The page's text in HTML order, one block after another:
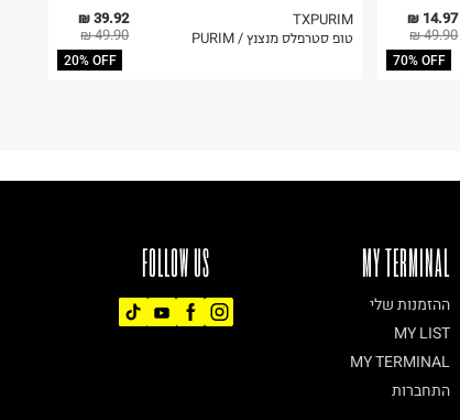
39.92 ₪
49.90 ₪
20% OFF
TXPURIM
טופ סטרפלס מנצנץ / PURIM
14.97 ₪
49.90 ₪
70% OFF
FOLLOW US MY TERMINAL
ההזמנות שלי
MY LIST
MY TERMINAL
התחברות